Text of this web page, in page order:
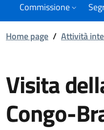
Commissione
Home page / Attività
Visita
Congo-